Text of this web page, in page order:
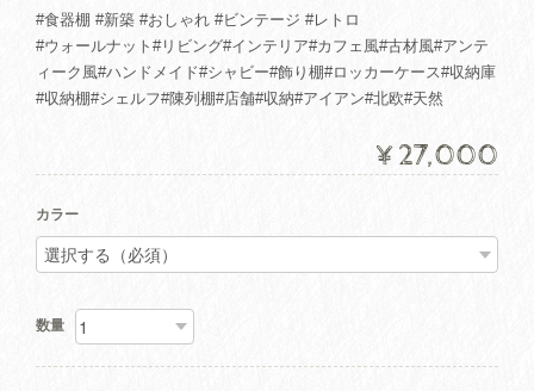
#食器棚 #新築 #おしゃれ #ビンテージ #レトロ
#ウォールナット#リビング#インテリア#カフェ風#古材風#アンテ
ィーク風#ハンドメイド#シャビー#飾り棚#ロッカーケース#収納庫
#収納棚#シェルフ#陳列棚#店舗#収納#アイアン#北欧#天然
¥27,000
カラー
数量